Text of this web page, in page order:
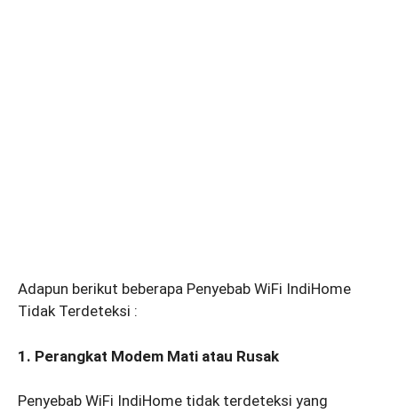
Adapun berikut beberapa Penyebab WiFi IndiHome
Tidak Terdeteksi :
1. Perangkat Modem Mati atau Rusak
Penyebab WiFi IndiHome tidak terdeteksi yang